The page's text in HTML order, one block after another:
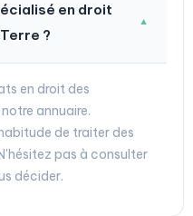
en droit
?
▼
en droit des
annuaire.
de traiter des
pas à consulter
décider.